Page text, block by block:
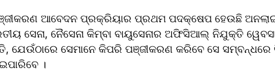
ଆବେଦନ ପ୍ରକ୍ରିୟାର ପ୍ରଥମ ପଦକ୍ଷେପ ହେଉଛି
ସେନା, ନୈସେନା କିମ୍ବା ବାୟୁସେନାର ଅଫିସିଆଲ୍ ନିଯୁକ୍ତି
ସେମାନେ କିପରି ପଞ୍ଜୀକରଣ କରିବେ ସେ ସମ୍ବନ୍ଧରେ
।